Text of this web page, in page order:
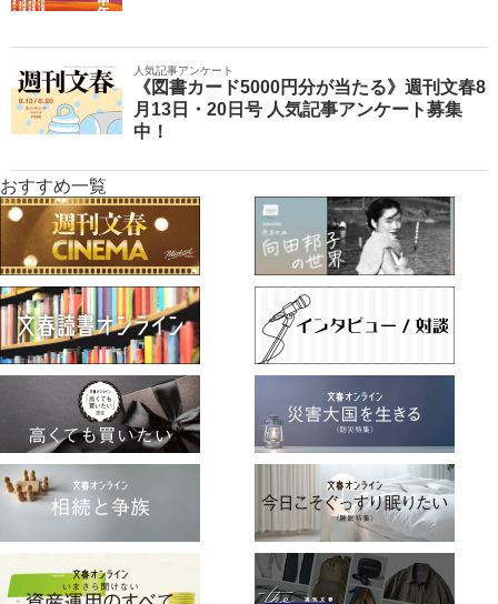
人気記事アンケート
《図書カード5000円分が当たる》週刊文春8
月13日・20日号 人気記事アンケート募集
中！
おすすめ一覧